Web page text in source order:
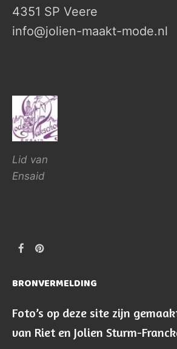
4351 SP Veere
info@jolien-maakt-mode.nl
Lid van
Ensaid
BRONVERMELDING
Foto’s op deze site zijn
van Riet en Jolien Sturm-